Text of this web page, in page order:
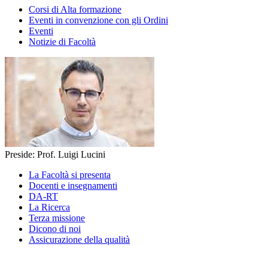
Corsi di Alta formazione
Eventi in convenzione con gli Ordini
Eventi
Notizie di Facoltà
Preside: Prof. Luigi Lucini
La Facoltà si presenta
Docenti e insegnamenti
DA-RT
La Ricerca
Terza missione
Dicono di noi
Assicurazione della qualità